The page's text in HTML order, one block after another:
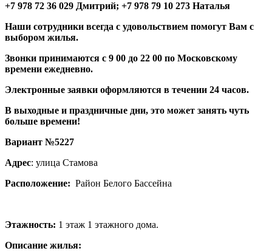
+7 978 72 36 029 Дмитрий; +7 978 79 10 273 Наталья
Наши сотрудники всегда с удовольствием помогут Вам с
выбором жилья.
Звонки принимаются с 9 00 до 22 00 по Московскому
времени ежедневно.
Электронные заявки оформляются в течении 24 часов.
В выходные и праздничные дни, это может занять чуть
больше времени!
Вариант №5227
Адрес: улица Стамова
Расположение: Район Белого Бассейна
Этажность: 1 этаж 1 этажного дома.
Описание жилья: